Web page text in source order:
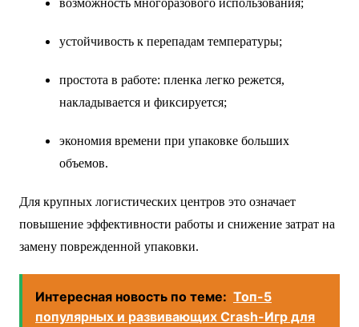
устойчивость к перепадам температуры;
простота в работе: пленка легко режется,
накладывается и фиксируется;
экономия времени при упаковке больших
объемов.
Для крупных логистических центров это означает
повышение эффективности работы и снижение затрат на
замену поврежденной упаковки.
Интересная новость по теме: Топ-5
популярных и развивающих Crash-Игр для